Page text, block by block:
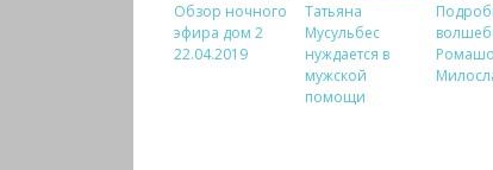
Обзор ночного
эфира дом 2
22.04.2019
Татьяна
Мусульбес
нуждается в
мужской
помощи